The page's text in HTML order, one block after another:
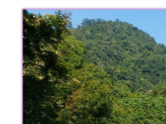
娃
JEFFIA
FANG
娃
粉
絲
團、
主
題